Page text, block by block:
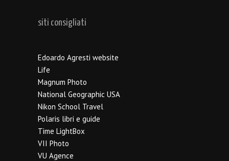
siti consigliati
Edoardo Agresti website
Life
Magnum Photo
National Geographic USA
Nikon School Travel
Polaris libri e guide
Time LightBox
VII Photo
VU Agence